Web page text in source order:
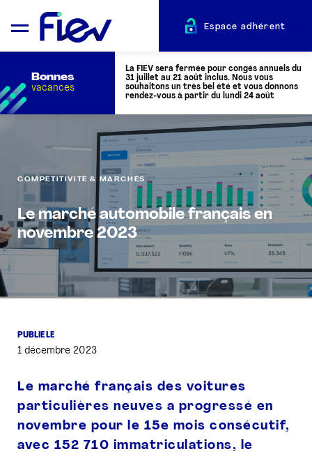
QUI SOMMES-NOUS ?
L’AUTOMOTIVE
ADHÉRENTS
ACTUALITÉS
PRESSE
Espace adhérent
Bonnes
vacances
La FIEV sera fermée pour congés annuels du
31 juillet au 21 août inclus. Nous vous
souhaitons un très bel été et vous donnons
rendez-vous à partir du lundi 24 août
COMPÉTITIVITÉ & MARCHÉS
Le marché automobile français en
novembre 2023
PUBLIÉ LE
1 décembre 2023
Le marché français des voitures
particulières neuves a progressé en
novembre pour le 15e mois consécutif,
avec 152 710 immatriculations, le